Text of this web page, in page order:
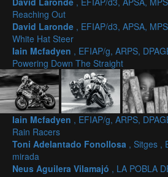
Reaching Out
David Laronde , EFIAP/d3, APSA,
White Hat Steer
Iain Mcfadyen , EFIAP/g, ARPS,
Powering Down The Straight
Iain Mcfadyen , EFIAP/g, ARPS,
Rain Racers
Toni Adelantado Fonollosa , Sitges ,
mirada
Neus Aguilera Vilamajó , LA POBLA